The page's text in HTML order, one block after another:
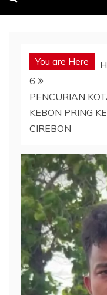
You are Here
6
PENCURIAN
KEBON PRING
CIREBON